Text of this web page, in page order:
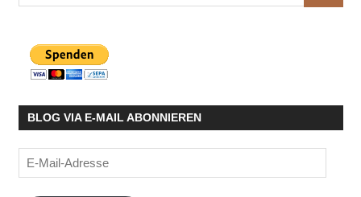
nach:
BLOG VIA E-MAIL ABONNIEREN
E-
Mail-